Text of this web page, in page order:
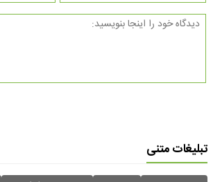
تبلیغات متنی